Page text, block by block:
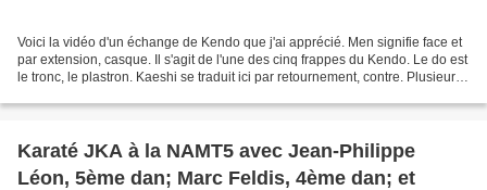
Voici la vidéo d'un échange de Kendo que j'ai apprécié. Men signifie face et
par extension, casque. Il s'agit de l'une des cinq frappes du Kendo. Le do est
le tronc, le plastron. Kaeshi se traduit ici par retournement, contre. Plusieurs
Karaté JKA à la NAMT5 avec Jean-Philippe
Léon, 5ème dan; Marc Feldis, 4ème dan; et